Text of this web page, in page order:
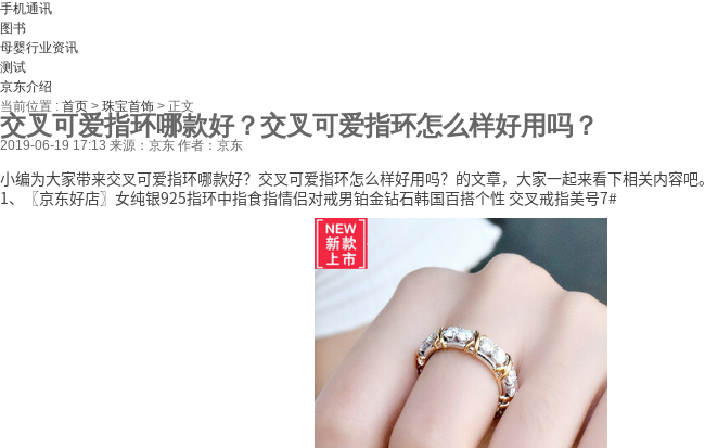
手机通讯
图书
母婴行业资讯
测试
京东介绍
当前位置 : 首页 > 珠宝首饰 > 正文
交叉可爱指环哪款好？交叉可爱指环怎么样好用吗？
2019-06-19 17:13 来源：京东 作者：京东
小编为大家带来交叉可爱指环哪款好？交叉可爱指环怎么样好用吗？的文章，大家一起来看下相关内容吧。
1、〖京东好店〗女纯银925指环中指食指情侣对戒男铂金钻石韩国百搭个性 交叉戒指美号7#